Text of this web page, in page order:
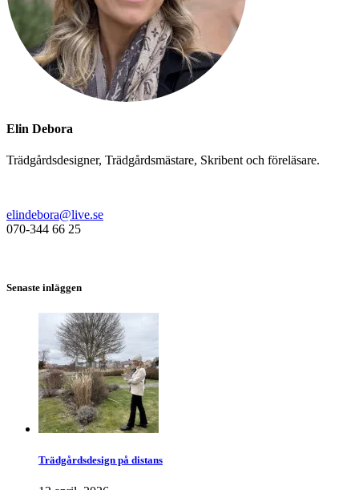
Elin Debora
Trädgårdsdesigner, Trädgårdsmästare, Skribent och föreläsare.
elindebora@live.se
070-344 66 25
Senaste inläggen
Trädgårdsdesign på distans